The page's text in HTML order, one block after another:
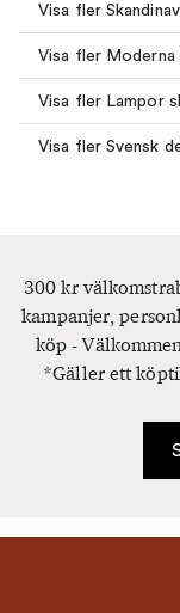
Visa fler
Visa fler Moderna
Visa fler Lampor
Visa fler Svensk
300 kr
kampanjer,
köp -
*Gäller ett